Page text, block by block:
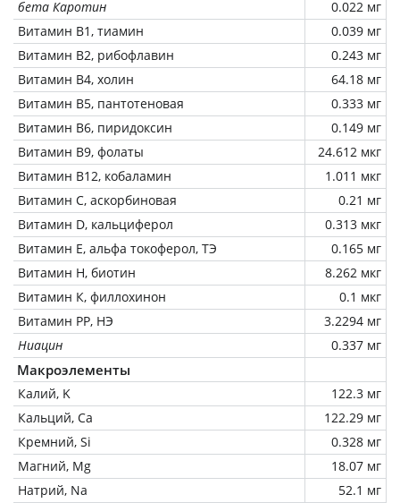
бета Каротин
0.022 мг
Витамин В1, тиамин
0.039 мг
Витамин В2, рибофлавин
0.243 мг
Витамин В4, холин
64.18 мг
Витамин В5, пантотеновая
0.333 мг
Витамин В6, пиридоксин
0.149 мг
Витамин В9, фолаты
24.612 мкг
Витамин В12, кобаламин
1.011 мкг
Витамин C, аскорбиновая
0.21 мг
Витамин D, кальциферол
0.313 мкг
Витамин Е, альфа токоферол, ТЭ
0.165 мг
Витамин Н, биотин
8.262 мкг
Витамин К, филлохинон
0.1 мкг
Витамин РР, НЭ
3.2294 мг
Ниацин
0.337 мг
Макроэлементы
Калий, K
122.3 мг
Кальций, Ca
122.29 мг
Кремний, Si
0.328 мг
Магний, Mg
18.07 мг
Натрий, Na
52.1 мг